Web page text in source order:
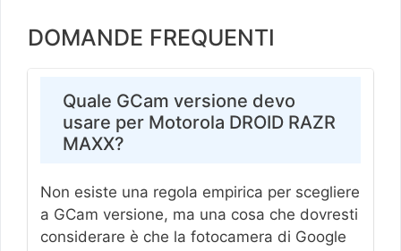
DOMANDE FREQUENTI
Quale GCam versione devo
usare per Motorola DROID RAZR
MAXX?
Non esiste una regola empirica per scegliere
a GCam versione, ma una cosa che dovresti
considerare è che la fotocamera di Google